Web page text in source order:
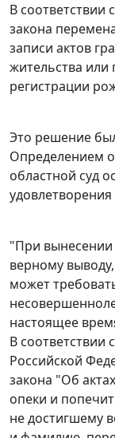
В соответствии с
закона
записи актов
жительства или
регистрации
Это решение
Определением
областной суд
"При
верному
может
настоящее
В соответствии
Российской
закона "Об
опеки и
не достигшему